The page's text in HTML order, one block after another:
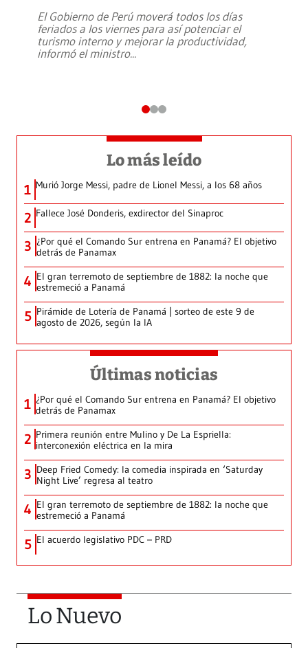
El Gobierno de Perú moverá todos los días
feriados a los viernes para así potenciar el
turismo interno y mejorar la productividad,
informó el ministro...
Lo más leído
1 Murió Jorge Messi, padre de Lionel Messi, a los 68 años
2 Fallece José Donderis, exdirector del Sinaproc
3 ¿Por qué el Comando Sur entrena en Panamá? El objetivo
detrás de Panamax
4 El gran terremoto de septiembre de 1882: la noche que
estremeció a Panamá
5 Pirámide de Lotería de Panamá | sorteo de este 9 de
agosto de 2026, según la IA
Últimas noticias
1 ¿Por qué el Comando Sur entrena en Panamá? El objetivo
detrás de Panamax
2 Primera reunión entre Mulino y De La Espriella:
interconexión eléctrica en la mira
3 Deep Fried Comedy: la comedia inspirada en ‘Saturday
Night Live’ regresa al teatro
4 El gran terremoto de septiembre de 1882: la noche que
estremeció a Panamá
5 El acuerdo legislativo PDC – PRD
Lo Nuevo